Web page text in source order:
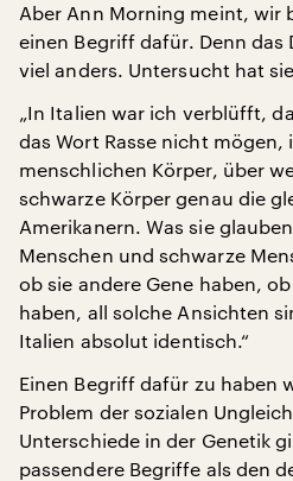
Aber Ann Morning meint, wir
einen Begriff dafür. Denn das
viel anders. Untersucht hat
„In Italien war ich verblüfft,
das Wort Rasse nicht
menschlichen Körper, über
schwarze Körper genau die
Amerikanern. Was sie
Menschen und schwarze
ob sie andere Gene haben,
haben, all solche Ansichten
Italien absolut identisch.“
Einen Begriff dafür zu haben
Problem der sozialen
Unterschiede in der Genetik
passendere Begriffe als den